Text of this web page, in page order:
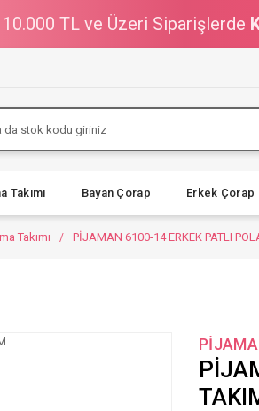
10.000 TL ve Üzeri Siparişlerde
Takımı Bayan Çorap Erkek Çorap
Takımı PİJAMAN 6100-14 ERKEK PATLI